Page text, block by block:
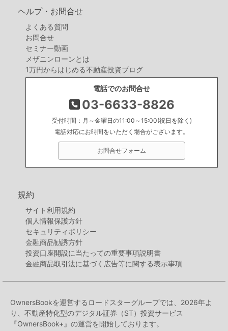
ヘルプ・お問合せ
よくある質問
お問合せ
セミナー動画
メザニンローンとは
1万円からはじめる不動産投資ブログ
電話でのお問合せ
03-6633-8826
受付時間：月～金曜日の11:00～15:00(祝日を除く)
電話対応にお時間をいただく場合がございます。
お問合せフォーム
規約
サイト利用規約
個人情報保護方針
セキュリティポリシー
金融商品勧誘方針
投資口座開設に当たっての重要事項説明書
金融商品取引法に基づく広告等に関する表示事項
OwnersBookを運営するロードスターグループでは、2026年よ
り、不動産特化型のデジタル証券（ST）投資サービス
『OwnersBook+』の運営を開始しております。